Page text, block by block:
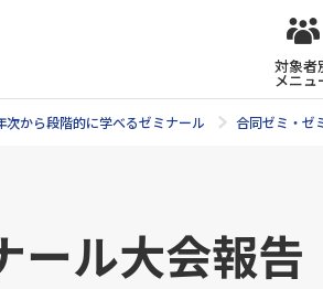
対象者
メニュ
次から段階的に学べるゼミナール 合同ゼミ・ゼ
ル大会報告